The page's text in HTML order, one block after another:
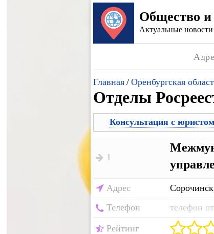
Общество
Актуальные
Главная / Оренбургская
Отделы
Консультация с юристом
1
Адрес
Телефон
телефон
Рейтинг